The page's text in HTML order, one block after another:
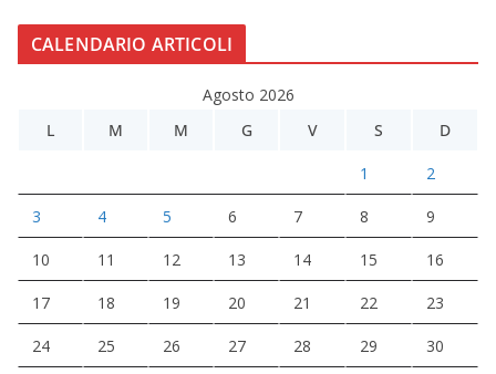
CALENDARIO ARTICOLI
Agosto 2026
L
M M G V S D
1 2
3 4 5 6 7 8 9
10 11 12 13 14 15 16
17 18 19 20 21 22 23
24 25 26 27 28 29 30